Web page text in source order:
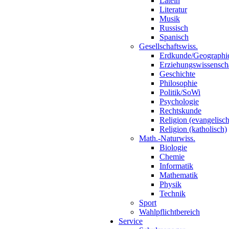
Literatur
Musik
Russisch
Spanisch
Gesellschaftswiss.
Erdkunde/
Geschichte
Philosophie
Politik/SoWi
Psychologie
Rechtskunde
Religion
Religion (katholisch)
Math.-Naturwiss.
Biologie
Chemie
Informatik
Mathematik
Physik
Technik
Sport
Wahlpflichtbereich
Service